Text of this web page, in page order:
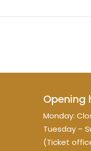
Opening
Monday:
Tuesday –
(Ticket